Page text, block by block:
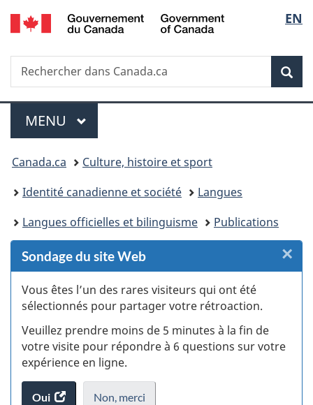
Passer
au
des
Passer
au
principal
Passer
à
Au
du
Passer
à
version
simplifiée
de
la
EN
Recherche
Rechercher
dans
Menu
MENU PRINCIPAL
Vous
êtes
ici :
Canada.ca
Culture, histoire et sport
Identité canadienne et société
Langues
Langues officielles et bilinguisme
Publications
Sondage du site Web
Vous êtes l’un des rares visiteurs qui ont été
sélectionnés pour partager votre rétroaction.
Veuillez prendre moins de 5 minutes à la fin de
votre visite pour répondre à 6 questions sur votre
expérience en ligne.
Oui
accéderNon, je
merci
×